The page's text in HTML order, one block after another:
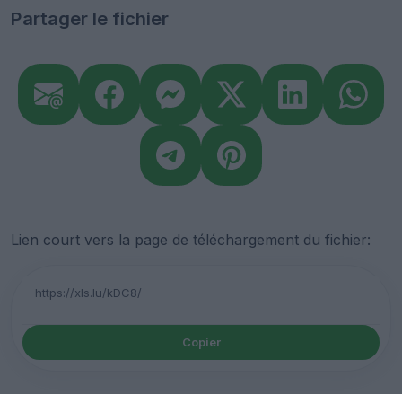
Partager le fichier
Lien court vers la page de téléchargement du fichier:
Copier